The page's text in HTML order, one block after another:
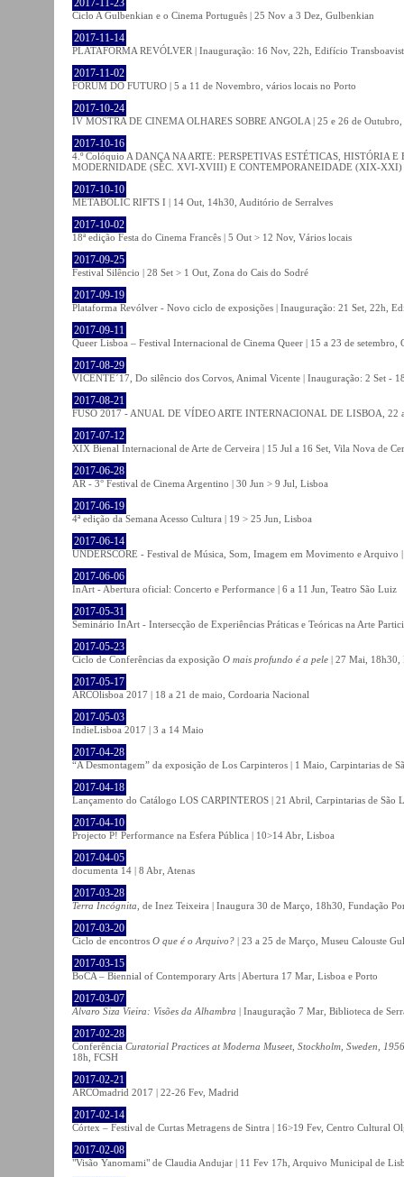
2017-11-23
Ciclo A Gulbenkian e o Cinema Português | 25 Nov a 3 Dez, Gulbenkian
2017-11-14
PLATAFORMA REVÓLVER | Inauguração: 16 Nov, 22h, Edifício
2017-11-02
FÓRUM DO FUTURO | 5 a 11 de Novembro, vários locais no Porto
2017-10-24
IV MOSTRA DE CINEMA OLHARES SOBRE ANGOLA | 25 e 26 de
2017-10-16
4.º Colóquio A DANÇA NA ARTE: PERSPETIVAS ESTÉTICAS, HISTÓRIA
MODERNIDADE (SÉC. XVI-XVIII) E CONTEMPORANEIDADE (XIX-XXI)
2017-10-10
METABOLIC RIFTS I | 14 Out, 14h30, Auditório de Serralves
2017-10-02
18ª edição Festa do Cinema Francês | 5 Out > 12 Nov, Vários locais
2017-09-25
Festival Silêncio | 28 Set > 1 Out, Zona do Cais do Sodré
2017-09-19
Plataforma Revólver - Novo ciclo de exposições | Inauguração: 21 Set, 22h,
2017-09-11
Queer Lisboa – Festival Internacional de Cinema Queer | 15 a 23 de setembro,
2017-08-29
VICENTE´17, Do silêncio dos Corvos, Animal Vicente | Inauguração: 2 Set -
2017-08-21
FUSO 2017 - ANUAL DE VÍDEO ARTE INTERNACIONAL DE LISBOA, 22
2017-07-12
XIX Bienal Internacional de Arte de Cerveira | 15 Jul a 16 Set, Vila Nova de
2017-06-28
AR - 3° Festival de Cinema Argentino | 30 Jun > 9 Jul, Lisboa
2017-06-19
4ª edição da Semana Acesso Cultura | 19 > 25 Jun, Lisboa
2017-06-14
UNDERSCORE - Festival de Música, Som, Imagem em Movimento e Arquivo
2017-06-06
InArt - Abertura oficial: Concerto e Performance | 6 a 11 Jun, Teatro São Luiz
2017-05-31
Seminário InArt - Intersecção de Experiências Práticas e Teóricas na Arte
2017-05-23
Ciclo de Conferências da exposição O mais profundo é a pele | 27 Mai, 18h30,
2017-05-17
ARCOlisboa 2017 | 18 a 21 de maio, Cordoaria Nacional
2017-05-03
IndieLisboa 2017 | 3 a 14 Maio
2017-04-28
“A Desmontagem” da exposição de Los Carpinteros | 1 Maio, Carpintarias de
2017-04-18
Lançamento do Catálogo LOS CARPINTEROS | 21 Abril, Carpintarias de São
2017-04-10
Projecto P! Performance na Esfera Pública | 10>14 Abr, Lisboa
2017-04-05
documenta 14 | 8 Abr, Atenas
2017-03-28
Terra Incógnita , de Inez Teixeira | Inaugura 30 de Março, 18h30, Fundação
2017-03-20
Ciclo de encontros O que é o Arquivo? | 23 a 25 de Março, Museu Calouste
2017-03-15
BoCA – Biennial of Contemporary Arts | Abertura 17 Mar, Lisboa e Porto
2017-03-07
Álvaro Siza Vieira: Visões da Alhambra | Inauguração 7 Mar, Biblioteca de
2017-02-28
Conferência Curatorial Practices at Moderna Museet, Stockholm, Sweden,
18h, FCSH
2017-02-21
ARCOmadrid 2017 | 22-26 Fev, Madrid
2017-02-14
Córtex – Festival de Curtas Metragens de Sintra | 16>19 Fev, Centro Cultural
2017-02-08
"Visão Yanomami" de Claudia Andujar | 11 Fev 17h, Arquivo Municipal de